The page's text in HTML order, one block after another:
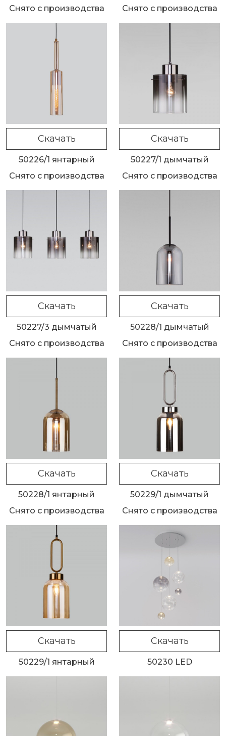
Снято с производства
Снято с производства
Скачать
50226/1 янтарный
Снято с производства
Скачать
50227/1 дымчатый
Снято с производства
Скачать
50227/3 дымчатый
Снято с производства
Скачать
50228/1 дымчатый
Снято с производства
Скачать
50228/1 янтарный
Снято с производства
Скачать
50229/1 дымчатый
Снято с производства
Скачать
50229/1 янтарный
Скачать
50230 LED